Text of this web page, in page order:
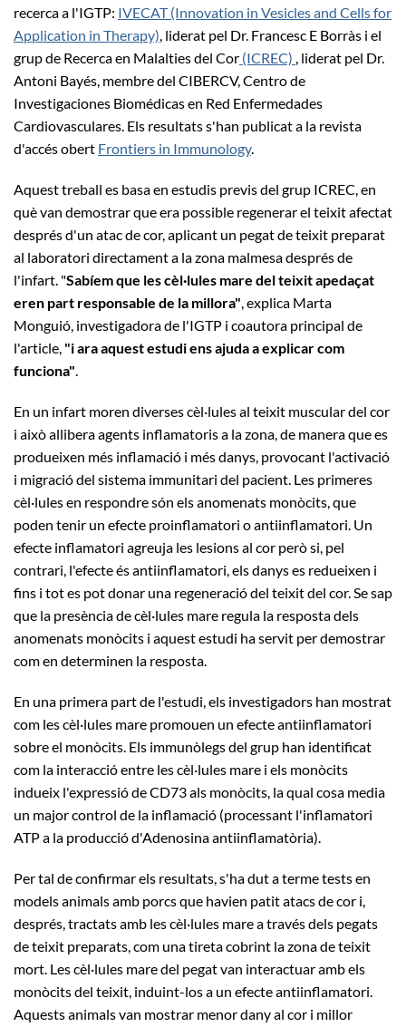
recerca a l'IGTP: IVECAT (Innovation in Vesicles and Cells for
Application in Therapy), liderat pel Dr. Francesc E Borràs i el
grup de Recerca en Malalties del Cor (ICREC) , liderat pel Dr.
Antoni Bayés, membre del CIBERCV, Centro de
Investigaciones Biomédicas en Red Enfermedades
Cardiovasculares. Els resultats s'han publicat a la revista
d'accés obert Frontiers in Immunology.
Aquest treball es basa en estudis previs del grup ICREC, en
què van demostrar que era possible regenerar el teixit afectat
després d'un atac de cor, aplicant un pegat de teixit preparat
al laboratori directament a la zona malmesa després de
l'infart. "Sabíem que les cèl·lules mare del teixit apedaçat
eren part responsable de la millora", explica Marta
Monguió, investigadora de l'IGTP i coautora principal de
l'article, "i ara aquest estudi ens ajuda a explicar com
funciona".
En un infart moren diverses cèl·lules al teixit muscular del cor
i això allibera agents inflamatoris a la zona, de manera que es
produeixen més inflamació i més danys, provocant l'activació
i migració del sistema immunitari del pacient. Les primeres
cèl·lules en respondre són els anomenats monòcits, que
poden tenir un efecte proinflamatori o antiinflamatori. Un
efecte inflamatori agreuja les lesions al cor però si, pel
contrari, l'efecte és antiinflamatori, els danys es redueixen i
fins i tot es pot donar una regeneració del teixit del cor. Se sap
que la presència de cèl·lules mare regula la resposta dels
anomenats monòcits i aquest estudi ha servit per demostrar
com en determinen la resposta.
En una primera part de l'estudi, els investigadors han mostrat
com les cèl·lules mare promouen un efecte antiinflamatori
sobre el monòcits. Els immunòlegs del grup han identificat
com la interacció entre les cèl·lules mare i els monòcits
indueix l'expressió de CD73 als monòcits, la qual cosa media
un major control de la inflamació (processant l'inflamatori
ATP a la producció d'Adenosina antiinflamatòria).
Per tal de confirmar els resultats, s'ha dut a terme tests en
models animals amb porcs que havien patit atacs de cor i,
després, tractats amb les cèl·lules mare a través dels pegats
de teixit preparats, com una tireta cobrint la zona de teixit
mort. Les cèl·lules mare del pegat van interactuar amb els
monòcits del teixit, induint-los a un efecte antiinflamatori.
Aquests animals van mostrar menor dany al cor i millor